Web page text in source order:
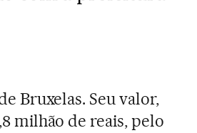
Bruxelas. Seu valor,
milhão de reais, pelo